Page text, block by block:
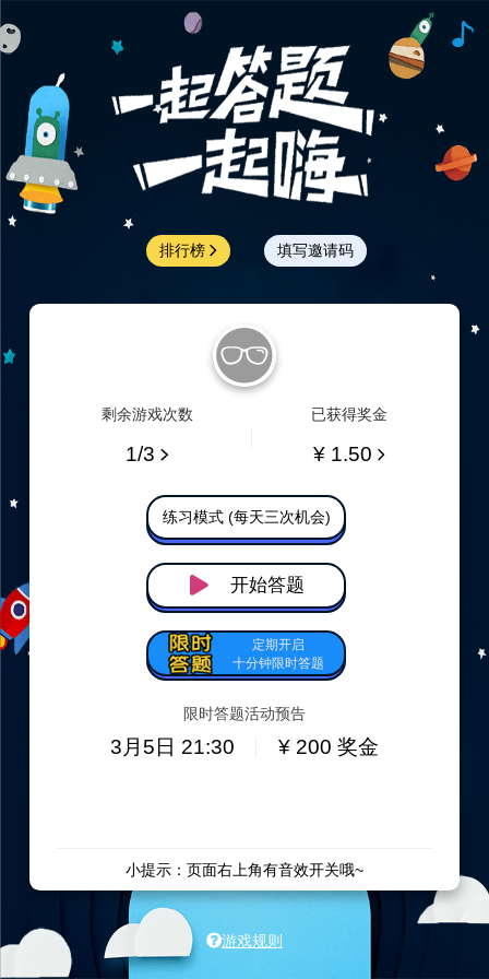
填写邀请码
排行榜
剩余游戏次数
1/3
已获得奖金
¥ 1.50
练习模式 (每天三次机会)
开始答题
定期开启
十分钟限时答题
限时答题活动预告
3月5日 21:30 ¥ 200 奖金
小提示：页面右上角有音效开关哦~
规则：限时答题答对者平分所有奖金
提示：邀请一名好友双方各获得一次游戏机会
游戏规则